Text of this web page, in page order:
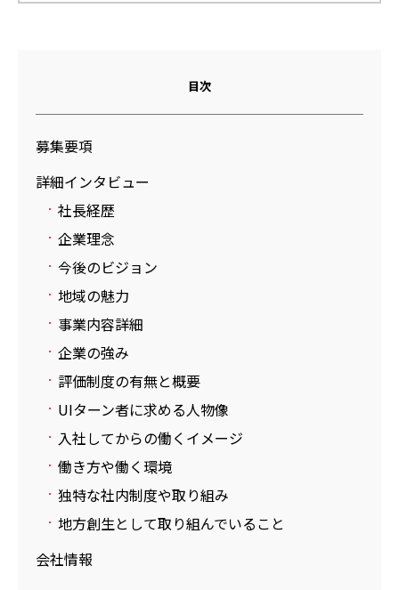
目次
募集要項
詳細インタビュー
社長経歴
企業理念
今後のビジョン
地域の魅力
事業内容詳細
企業の強み
評価制度の有無と概要
UIターン者に求める人物像
入社してからの働くイメージ
働き方や働く環境
独特な社内制度や取り組み
地方創生として取り組んでいること
会社情報